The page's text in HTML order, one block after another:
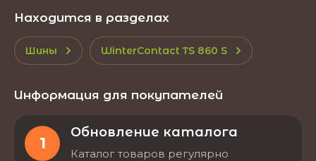
Находится в разделах
Шины WinterContact TS 860 S
Информация для покупателей
1
Обновление каталога
Каталог товаров регулярно